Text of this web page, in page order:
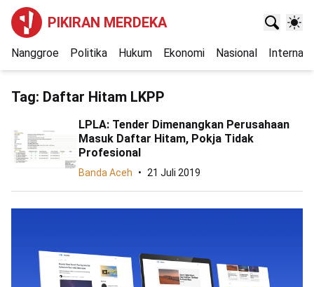
PIKIRAN MERDEKA
Nanggroe Politika Hukum Ekonomi Nasional
Tag: Daftar Hitam LKPP
LPLA: Tender Dimenangkan Perusahaan
Masuk Daftar Hitam, Pokja Tidak
Profesional
Banda Aceh 21 Juli 2019